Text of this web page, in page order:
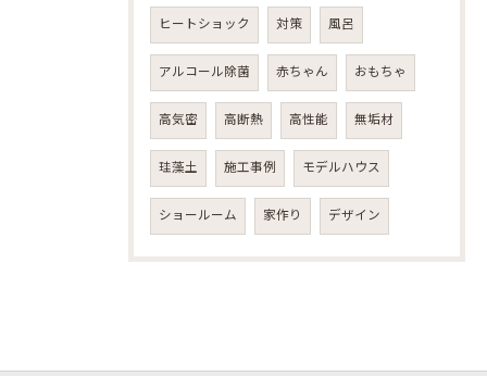
ヒートショック 対策 風呂
アルコール除菌 赤ちゃん おもちゃ
高気密 高断熱 高性能 無垢材
珪藻土 施工事例 モデルハウス
ショールーム 家作り デザイン